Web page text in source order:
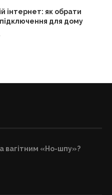
інтернет: як обрати
для дому
вагітним «Но-шпу»?